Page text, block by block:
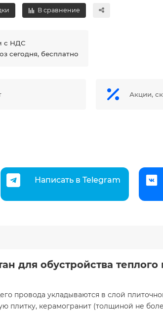
В сравнение
с НДС
сегодня, бесплатно
Акции,
Написать в Telegram
для обустройства
провода укладываются в слой
плитку, керамогранит (толщиной не